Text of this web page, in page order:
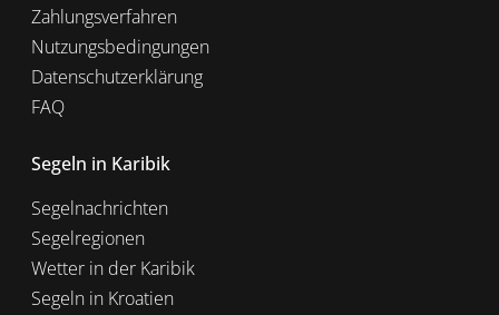
Zahlungsverfahren
Nutzungsbedingungen
Datenschutzerklärung
FAQ
Segeln in Karibik
Segelnachrichten
Segelregionen
Wetter in der Karibik
Segeln in Kroatien